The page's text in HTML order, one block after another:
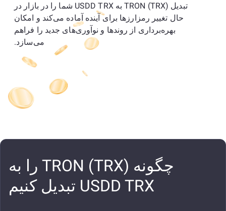
تبدیل TRON (TRX) به USDD TRX شما را در بازار در
حال تغییر رمزارزها برای آینده آماده می‌کند و امکان
بهره‌برداری از روندها و نوآوری‌های جدید را فراهم
می‌سازد.
چگونه TRON (TRX) را به
USDD TRX تبدیل کنیم